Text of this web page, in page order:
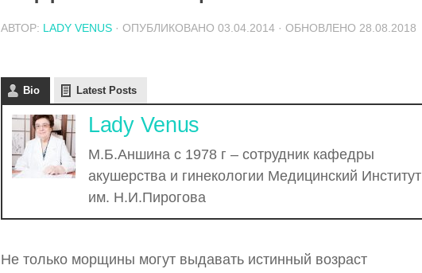
АВТОР: LADY VENUS · ОПУБЛИКОВАНО 03.04.2014 · ОБНОВЛЕНО 28.08.2018
Bio Latest Posts
Lady Venus
М.Б.Аншина с 1978 г – сотрудник кафедры
акушерства и гинекологии Медицинский Институт
им. Н.И.Пирогова
Не только морщины могут выдавать истинный возраст